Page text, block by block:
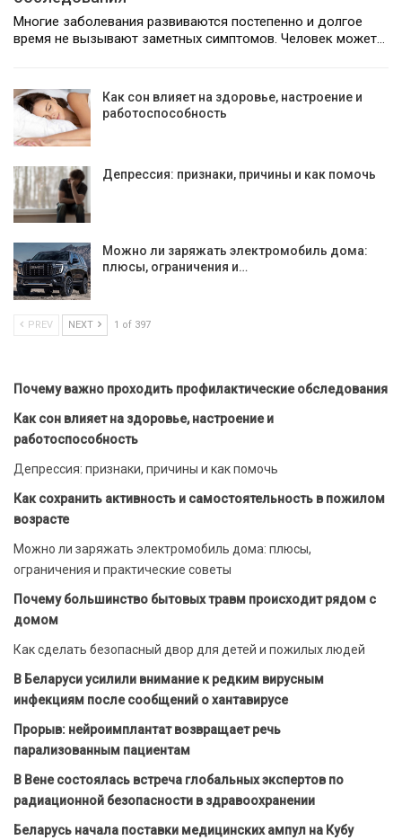
Многие заболевания развиваются постепенно и долгое
время не вызывают заметных симптомов. Человек может…
Как сон влияет на здоровье, настроение и
работоспособность
Депрессия: признаки, причины и как помочь
Можно ли заряжать электромобиль дома:
плюсы, ограничения и…
PREV NEXT 1 of 397
Почему важно проходить профилактические обследования
Как сон влияет на здоровье, настроение и
работоспособность
Депрессия: признаки, причины и как помочь
Как сохранить активность и самостоятельность в пожилом
возрасте
Можно ли заряжать электромобиль дома: плюсы,
ограничения и практические советы
Почему большинство бытовых травм происходит рядом с
домом
Как сделать безопасный двор для детей и пожилых людей
В Беларуси усилили внимание к редким вирусным
инфекциям после сообщений о хантавирусе
Прорыв: нейроимплантат возвращает речь
парализованным пациентам
В Вене состоялась встреча глобальных экспертов по
радиационной безопасности в здравоохранении
Беларусь начала поставки медицинских ампул на Кубу